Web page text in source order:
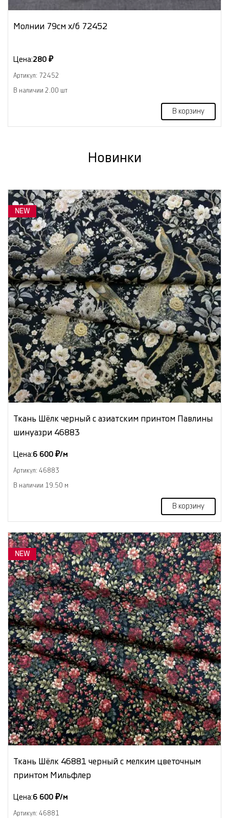
Молнии 79см х/б 72452
Цена:280 ₽
Артикул: 72452
В наличии 2.00 шт
В корзину
Новинки
NEW
Ткань Шёлк черный с азиатским принтом Павлины
шинуазри 46883
Цена:6 600 ₽/м
Артикул: 46883
В наличии 19.50 м
В корзину
NEW
Ткань Шёлк 46881 черный с мелким цветочным
принтом Мильфлер
Цена:6 600 ₽/м
Артикул: 46881